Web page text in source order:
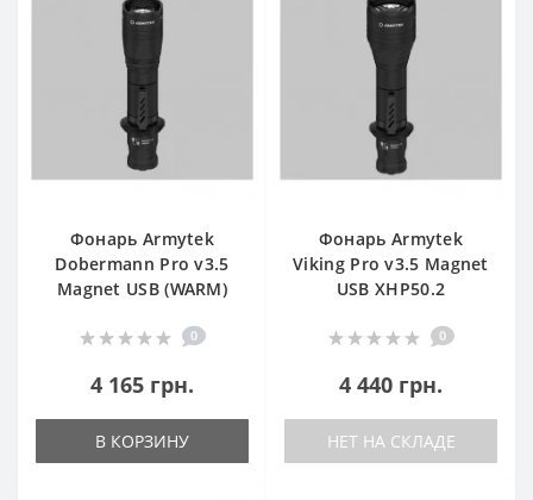
Фонарь Armytek
Dobermann Pro v3.5
Magnet USB (WARM)
0
4 165 грн.
В КОРЗИНУ
Фонарь Armytek
Viking Pro v3.5 Magnet
USB XHP50.2
0
4 440 грн.
НЕТ НА СКЛАДЕ